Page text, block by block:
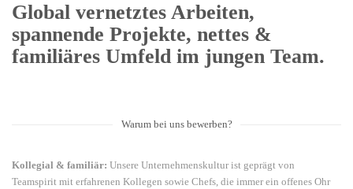
Global vernetztes Arbeiten,
spannende Projekte, nettes &
familiäres Umfeld im jungen Team.
Warum bei uns bewerben?
Kollegial & familiär: Unsere Unternehmenskultur ist geprägt von
Teamspirit mit erfahrenen Kollegen sowie Chefs, die immer ein offenes Ohr